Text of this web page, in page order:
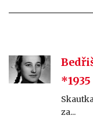
*1935
za...